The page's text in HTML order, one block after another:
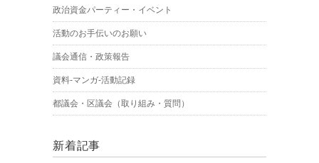
政治資金パーティー・イベント
活動のお手伝いのお願い
議会通信・政策報告
資料-マンガ-活動記録
都議会・区議会（取り組み・質問）
新着記事